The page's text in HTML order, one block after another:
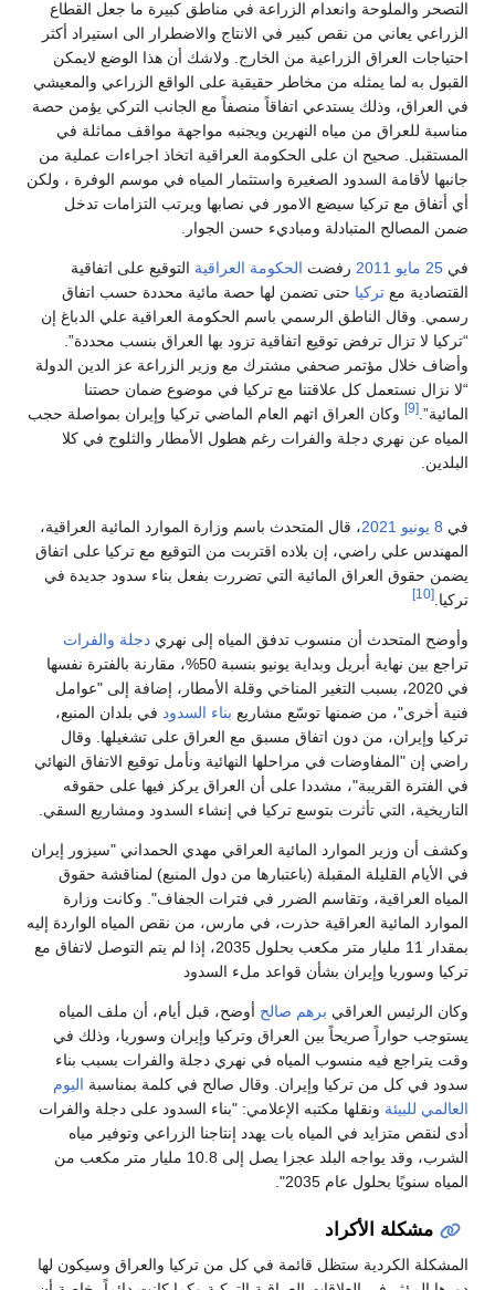
التصحر والملوحة وانعدام الزراعة في مناطق كبيرة ما جعل القطاع
الزراعي يعاني من نقص كبير في الانتاج والاضطرار الى استيراد أكثر
احتياجات العراق الزراعية من الخارج. ولاشك أن هذا الوضع لايمكن
القبول به لما يمثله من مخاطر حقيقية على الواقع الزراعي والمعيشي
في العراق، وذلك يستدعي اتفاقاً منصفاً مع الجانب التركي يؤمن حصة
مناسبة للعراق من مياه النهرين ويجنبه مواجهة مواقف مماثلة في
المستقبل. صحيح ان على الحكومة العراقية اتخاذ اجراءات عملية من
جانبها لأقامة السدود الصغيرة واستثمار المياه في موسم الوفرة ، ولكن
أي أتفاق مع تركيا سيضع الامور في نصابها ويرتب التزامات تدخل
ضمن المصالح المتبادلة ومباديء حسن الجوار.
في 25 مايو 2011 رفضت الحكومة العراقية التوقيع على اتفاقية
القتصادية مع تركيا حتى تضمن لها حصة مائية محددة حسب اتفاق
رسمي. وقال الناطق الرسمي باسم الحكومة العراقية علي الدباغ إن
“تركيا لا تزال ترفض توقيع اتفاقية تزود بها العراق بنسب محددة”.
وأضاف خلال مؤتمر صحفي مشترك مع وزير الزراعة عز الدين الدولة
“لا نزال نستعمل كل علاقتنا مع تركيا في موضوع ضمان حصتنا
المائية”.[9]
وكان العراق اتهم العام الماضي تركيا وإيران بمواصلة حجب
المياه عن نهري دجلة والفرات رغم هطول الأمطار والثلوج في كلا
البلدين.
في 8 يونيو 2021، قال المتحدث باسم وزارة الموارد المائية العراقية،
المهندس علي راضي، إن بلاده اقتربت من التوقيع مع تركيا على اتفاق
يضمن حقوق العراق المائية التي تضررت بفعل بناء سدود جديدة في
تركيا.[10]
وأوضح المتحدث أن منسوب تدفق المياه إلى نهري دجلة والفرات
تراجع بين نهاية أبريل وبداية يونيو بنسبة 50%، مقارنة بالفترة نفسها
في 2020، بسبب التغير المناخي وقلة الأمطار، إضافة إلى "عوامل
فنية أخرى"، من ضمنها توسّع مشاريع بناء السدود في بلدان المنبع،
تركيا وإيران، من دون اتفاق مسبق مع العراق على تشغيلها. وقال
راضي إن "المفاوضات في مراحلها النهائية ونأمل توقيع الاتفاق النهائي
في الفترة القريبة"، مشددا على أن العراق يركز فيها على حقوقه
التاريخية، التي تأثرت بتوسع تركيا في إنشاء السدود ومشاريع السقي.
وكشف أن وزير الموارد المائية العراقي مهدي الحمداني "سيزور إيران
في الأيام القليلة المقبلة (باعتبارها من دول المنبع) لمناقشة حقوق
المياه العراقية، وتقاسم الضرر في فترات الجفاف". وكانت وزارة
الموارد المائية العراقية حذرت، في مارس، من نقص المياه الواردة إليه
بمقدار 11 مليار متر مكعب بحلول 2035، إذا لم يتم التوصل لاتفاق مع
تركيا وسوريا وإيران بشأن قواعد ملء السدود
وكان الرئيس العراقي برهم صالح أوضح، قبل أيام، أن ملف المياه
يستوجب حواراً صريحاً بين العراق وتركيا وإيران وسوريا، وذلك في
وقت يتراجع فيه منسوب المياه في نهري دجلة والفرات بسبب بناء
سدود في كل من تركيا وإيران. وقال صالح في كلمة بمناسبة اليوم
العالمي للبيئة ونقلها مكتبه الإعلامي: "بناء السدود على دجلة والفرات
أدى لنقص متزايد في المياه بات يهدد إنتاجنا الزراعي وتوفير مياه
الشرب، وقد يواجه البلد عجزا يصل إلى 10.8 مليار متر مكعب من
المياه سنويًا بحلول عام 2035".
مشكلة الأكراد
المشكلة الكردية ستظل قائمة في كل من تركيا والعراق وسيكون لها